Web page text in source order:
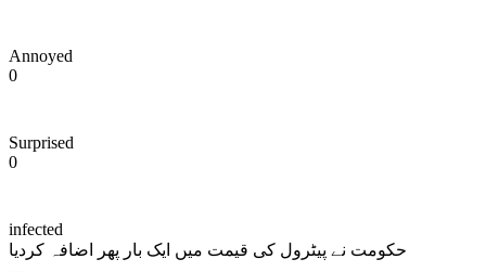
Annoyed
0
Surprised
0
infected
حکومت نے پیٹرول کی قیمت میں ایک بار پھر اضافہ کردیا